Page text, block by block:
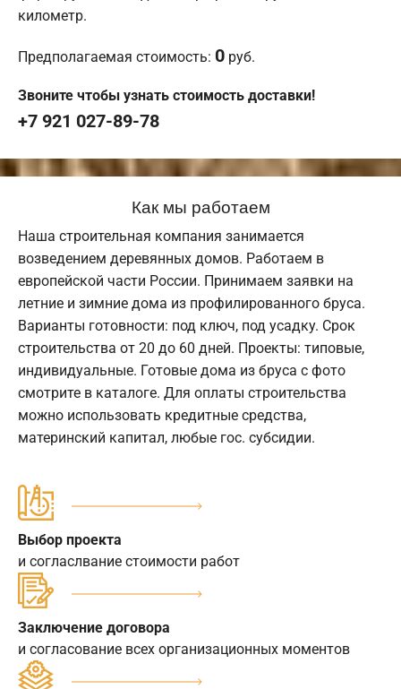
километр.
Предполагаемая стоимость: 0 руб.
Звоните чтобы узнать стоимость доставки!
+7 921 027-89-78
Как мы работаем
Наша строительная компания занимается
возведением деревянных домов. Работаем в
европейской части России. Принимаем заявки на
летние и зимние дома из профилированного бруса.
Варианты готовности: под ключ, под усадку. Срок
строительства от 20 до 60 дней. Проекты: типовые,
индивидуальные. Готовые дома из бруса с фото
смотрите в каталоге. Для оплаты строительства
можно использовать кредитные средства,
материнский капитал, любые гос. субсидии.
Выбор проекта
и согласлвание стоимости работ
Заключение договора
и согласование всех организационных моментов